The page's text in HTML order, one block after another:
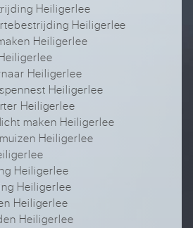
Heiligerlee
Heiligerlee
Heiligerlee
Heiligerlee
Heiligerlee
Heiligerlee
maken Heiligerlee
Heiligerlee
Heiligerlee
Heiligerlee
Heiligerlee
Heiligerlee